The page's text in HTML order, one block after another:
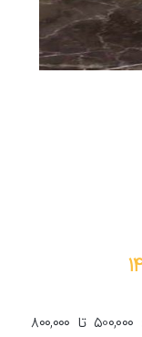
: ۵0۰,۰۰۰ تا ۸۰۰,۰۰۰